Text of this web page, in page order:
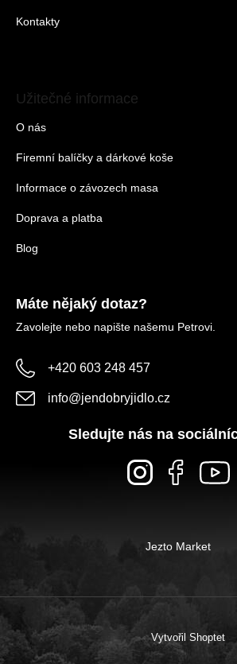
Kontakty
Užitečné informace
O nás
Firemní balíčky a dárkové koše
Informace o závozech masa
Doprava a platba
Blog
Máte nějaký dotaz?
Zavolejte nebo napište našemu Petrovi.
+420 603 248 457
info@jendobryjidlo.cz
Sledujte nás na
Jezto Market
Vytvořil Shoptet